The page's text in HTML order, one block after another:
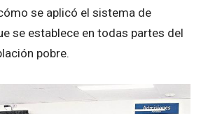
se aplicó el sistema de
se establece en todas partes del
pobre.